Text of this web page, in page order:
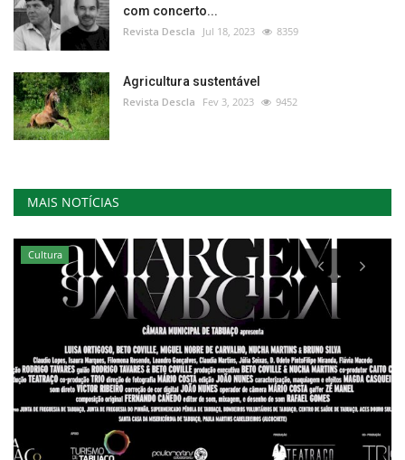
com concerto...
Revista Descla Jul 18, 2023 8359
Agricultura sustentável
Revista Descla Fev 3, 2023 9452
MAIS NOTÍCIAS
Cultura